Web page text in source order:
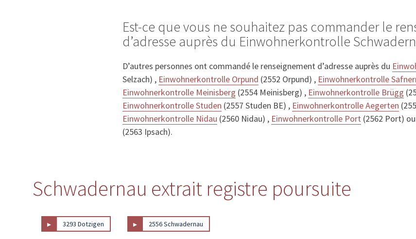
Est-ce que vous ne souhaitez pas commander le
d’adresse auprès du Einwohnerkontrolle
D’autres personnes ont commandé le renseignement d’adresse auprès du
Selzach) , Einwohnerkontrolle Orpund (2552 Orpund) , Einwohnerkontrolle
Einwohnerkontrolle Meinisberg (2554 Meinisberg) , Einwohnerkontrolle Brügg
Einwohnerkontrolle Studen (2557 Studen BE) , Einwohnerkontrolle Aegerten
Einwohnerkontrolle Nidau (2560 Nidau) , Einwohnerkontrolle Port (2562 Port) ou
(2563 Ipsach).
Schwadernau extrait registre poursuite
▸ 3293 Dotzigen ▸ 2556 Schwadernau